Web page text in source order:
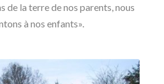
de la terre de nos parents, nous
à nos enfants».